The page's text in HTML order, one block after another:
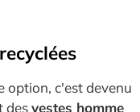
option, c'est devenu
desvestes homme